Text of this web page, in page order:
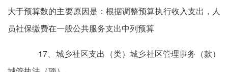
大于预算数的主要原因是：根据调整预算执行收入支出，人
员社保缴费在一般公共服务支出中列预算
17、城乡社区支出（类）城乡社区管理事务（款）